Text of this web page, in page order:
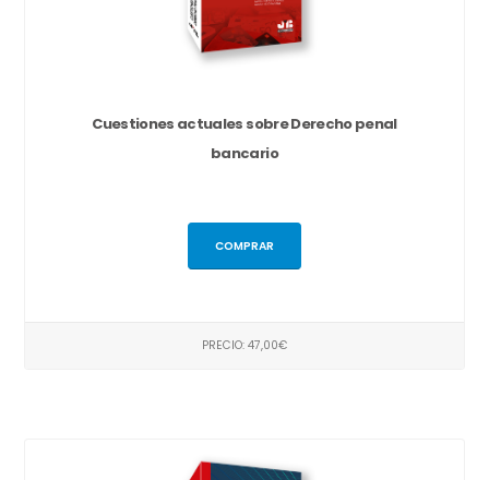
Cuestiones actuales sobre Derecho penal
bancario
COMPRAR
PRECIO: 47,00€